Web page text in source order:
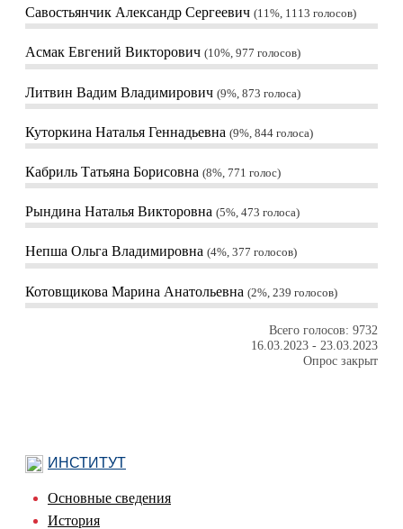
Савостьянчик Александр Сергеевич 11%, 1113 голосов
Асмак Евгений Викторович 10%, 977 голосов
Литвин Вадим Владимирович 9%, 873 голоса
Куторкина Наталья Геннадьевна 9%, 844 голоса
Кабриль Татьяна Борисовна 8%, 771 голос
Рындина Наталья Викторовна 5%, 473 голоса
Непша Ольга Владимировна 4%, 377 голосов
Котовщикова Марина Анатольевна 2%, 239 голосов
Всего голосов: 9732
16.03.2023 - 23.03.2023
Опрос закрыт
ИНСТИТУТ
Основные сведения
История